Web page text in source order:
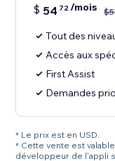
$ 54 72/mois $
Tout des
Accès aux
First Assist
Demandes
* Le prix est en USD.
* Cette vente est
développeur de l'appli